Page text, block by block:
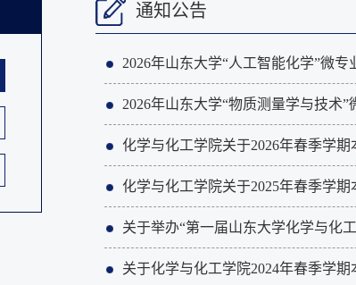
通知公告
2026年山东大学“人工智能化学”微专
2026年山东大学“物质测量学与技术”
化学与化工学院关于2026年春季学
化学与化工学院关于2025年春季学
关于举办“第一届山东大学化学与化
关于化学与化工学院2024年春季学